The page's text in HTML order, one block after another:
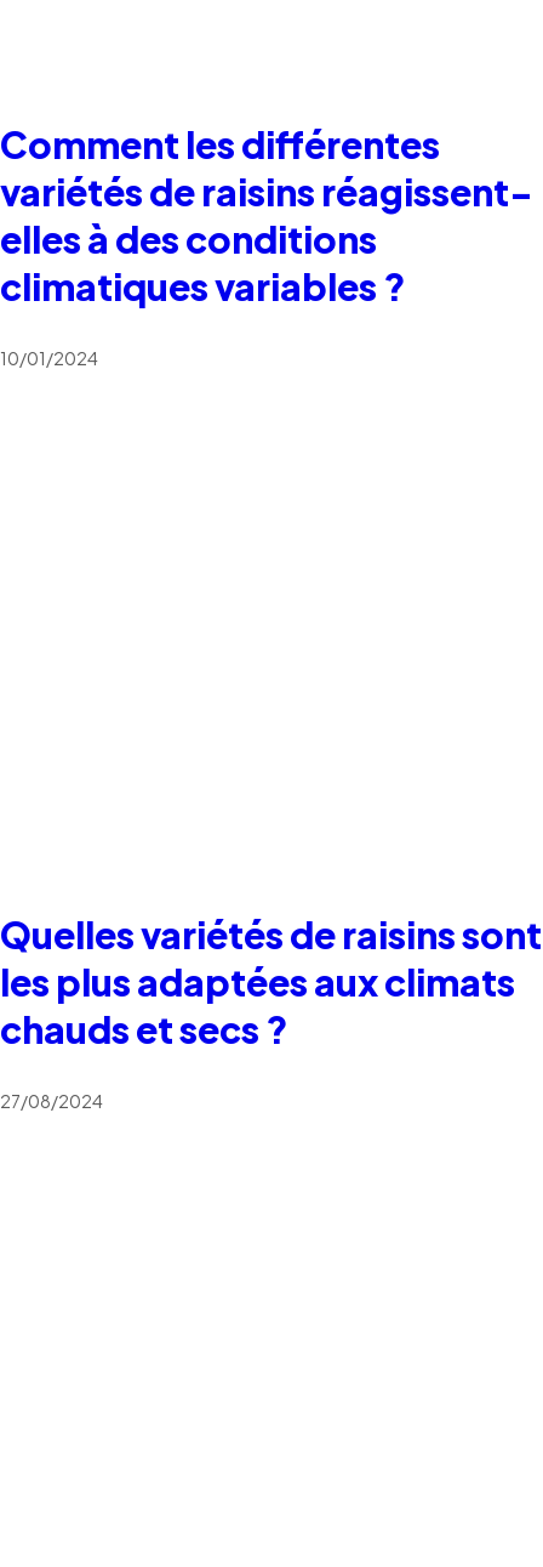
Comment les différentes
variétés de raisins réagissent-
elles à des conditions
climatiques variables ?
10/01/2024
Quelles variétés de raisins sont
les plus adaptées aux climats
chauds et secs ?
27/08/2024